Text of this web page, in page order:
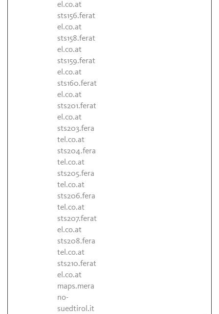
el.co.at
sts156.ferat
el.co.at
sts158.ferat
el.co.at
sts159.ferat
el.co.at
sts160.ferat
el.co.at
sts201.ferat
el.co.at
sts203.fera
tel.co.at
sts204.fera
tel.co.at
sts205.fera
tel.co.at
sts206.fera
tel.co.at
sts207.ferat
el.co.at
sts208.fera
tel.co.at
sts210.ferat
el.co.at
maps.mera
no-
suedtirol.it